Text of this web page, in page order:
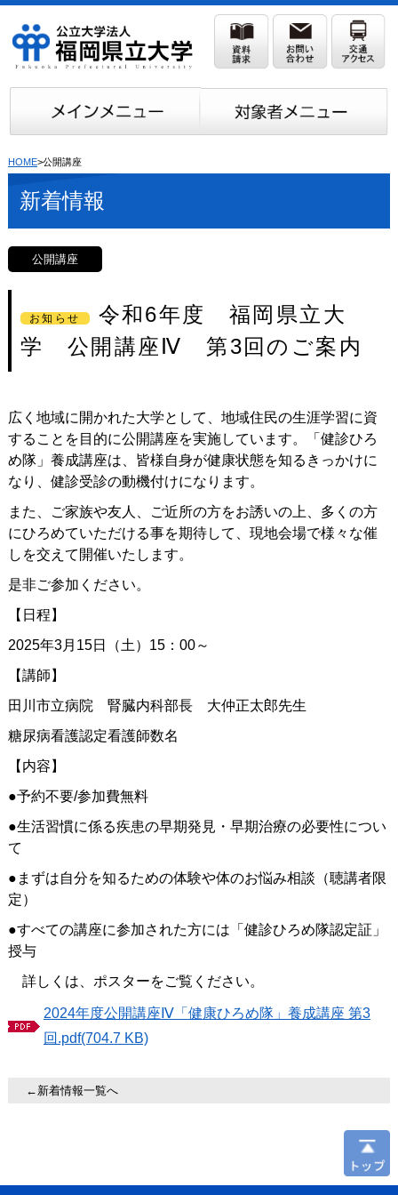
HOME>公開講座
新着情報
公開講座
お知らせ
令和6年度 福岡県立大
学 公開講座Ⅳ 第3回のご案内
広く地域に開かれた大学として、地域住民の生涯学習に資
することを目的に公開講座を実施しています。「健診ひろ
め隊」養成講座は、皆様自身が健康状態を知るきっかけに
なり、健診受診の動機付けになります。
また、ご家族や友人、ご近所の方をお誘いの上、多くの方
にひろめていただける事を期待して、現地会場で様々な催
しを交えて開催いたします。
是非ご参加ください。
【日程】
2025年3月15日（土）15：00～
【講師】
田川市立病院 腎臓内科部長 大仲正太郎先生
糖尿病看護認定看護師数名
【内容】
●予約不要/参加費無料
●生活習慣に係る疾患の早期発見・早期治療の必要性につい
て
●まずは自分を知るための体験や体のお悩み相談（聴講者限
定）
●すべての講座に参加された方には「健診ひろめ隊認定証」
授与
詳しくは、ポスターをご覧ください。
2024年度公開講座Ⅳ「健康ひろめ隊」養成講座 第3
回.pdf(704.7 KB)
←新着情報一覧へ